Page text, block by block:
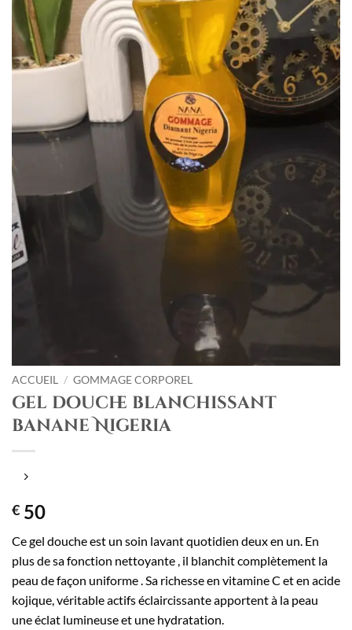
ACCUEIL / GOMMAGE CORPOREL
gel douche blanchissant
banane Nigeria
€ 50
Ce gel douche est un soin lavant quotidien deux en un. En
plus de sa fonction nettoyante , il blanchit complètement la
peau de façon uniforme . Sa richesse en vitamine C et en acide
kojique, véritable actifs éclaircissante apportent à la peau
une éclat lumineuse et une hydratation.